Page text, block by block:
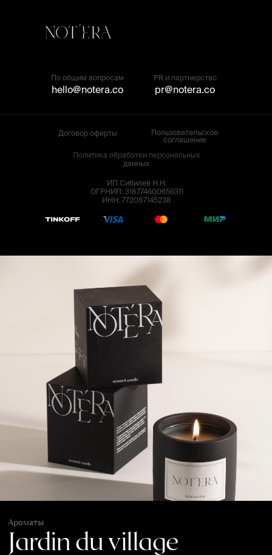
ИП Сибилев Н.Н.
ОГРНИП: 318774600656311
ИНН: 772087145238
Политика обработки персональных
данных
Договор оферты
Пользовательское
соглашение
pr@notera.co
PR и партнерство
hello@notera.co
По общим вопросам
Jardin du village
Ароматы